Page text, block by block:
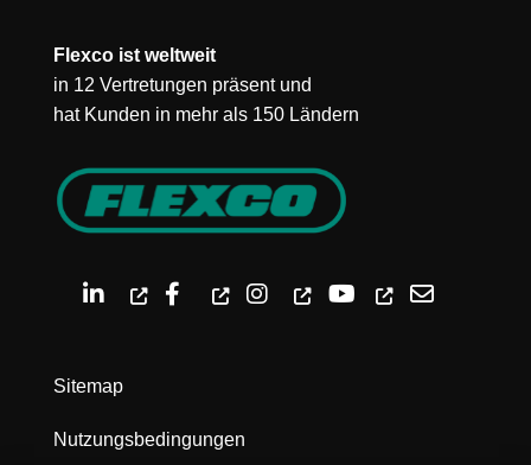
Flexco ist weltweit
in 12 Vertretungen präsent und
hat Kunden in mehr als 150 Ländern
Sitemap
Nutzungsbedingungen